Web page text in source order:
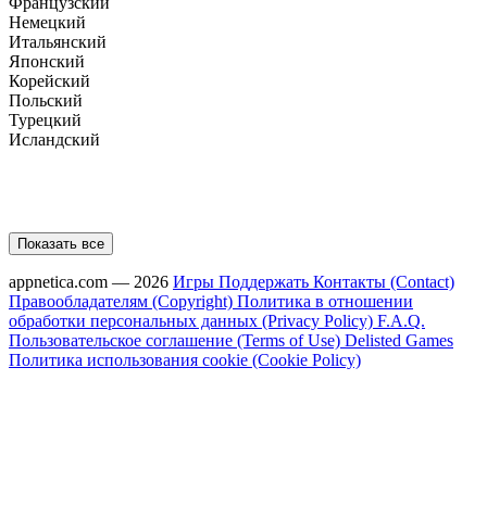
Немецкий
Итальянский
Японский
Корейский
Польский
Турецкий
Исландский
Показать все
appnetica.com — 2026 Игры Поддержать Контакты (Contact)
Правообладателям (Copyright) Политика в отношении
обработки персональных данных (Privacy Policy) F.A.Q.
Пользовательское соглашение (Terms of Use) Delisted Games
Политика использования cookie (Cookie Policy)